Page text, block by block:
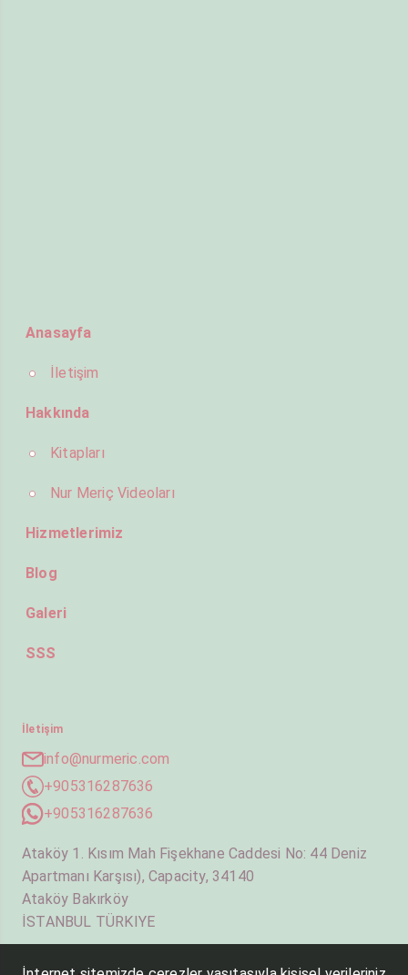
Anasayfa
İletişim
Hakkında
Kitapları
Nur Meriç Videoları
Hizmetlerimiz
Blog
Galeri
SSS
İletişim
info@nurmeric.com
+905316287636
+905316287636
Ataköy 1. Kısım Mah Fişekhane Caddesi No: 44 Deniz
Apartmanı Karşısı), Capacity, 34140
Ataköy Bakırköy
İSTANBUL TÜRKIYE